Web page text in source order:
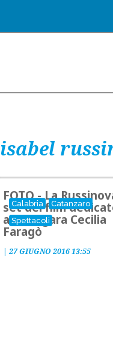
isabel
Calabria
Catanzaro
Spettacoli
FOTO - La
set del film
alla magara Cecilia
Faragò
| 27 GIUGNO 2016 13:55